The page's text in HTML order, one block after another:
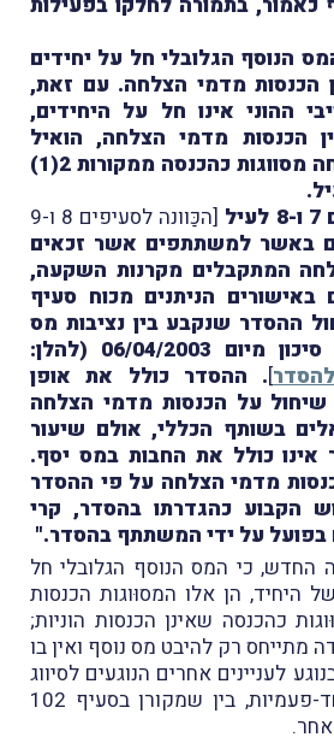
הנוסף הגלובלי חל על יחידים
הכנסות מדמי הצלחה. עם זאת,
ההוני אינו חל על היחידים,
הכנסות מדמי הצלחה, הואיל
והכנסות מדמי הצלחה מסווגות כהכנסה ממקורות 2(1)
[הכַּוונה לסעיפים 8 ו-9
באשר למשתתפים אשר זכאים
המתקבלים מקרנות השקעה,
הניתנים מכוח סעיף
ההסדר שנקבע בין נציבות מס
הכנסה לקרנות הון סיכון מיום 06/04/2003 (להלן:
]. ההסדר כולל את אופן
על הכנסות מדמי הצלחה
בשותף הכללי, אולם שיעור
כולל את החבות במס יסף.
מדמי הצלחה על פי ההסדר
הקבוע כהגדרתו בהסדר, קרי
בפועל על ידי המשתתף בהסדר."
החדש, כי המס הנוסף הגלובלי חל
היחיד, הן אלו המסוּוגות הכנסות
כהכנסה שאינן הכנסות הוניות;
מתייחס רק להיבט מס נוסף ואין בו
לעניינים אחרים הנוגעים לסיווג
הכנסות חריגות או חד-פעמיות, בין שמקורן בסעיף 102